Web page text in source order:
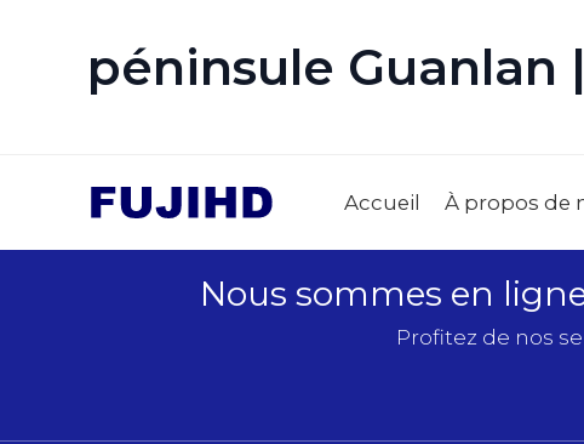
péninsule Guanlan
Accueil À propos de
Nous sommes en
Profitez de nos